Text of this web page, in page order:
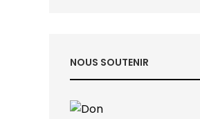
NOUS SOUTENIR